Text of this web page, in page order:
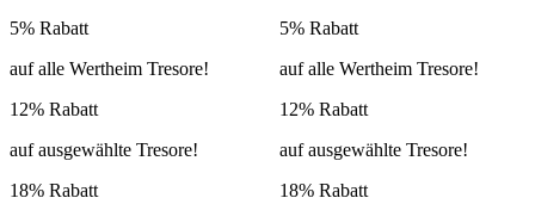
5% Rabatt
auf alle Wertheim Tresore!
12% Rabatt
auf ausgewählte Tresore!
18% Rabatt
5% Rabatt
auf alle Wertheim Tresore!
12% Rabatt
auf ausgewählte Tresore!
18% Rabatt